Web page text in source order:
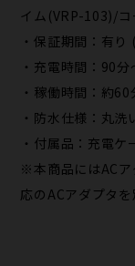
イム(VRP-103)/コ
・保証期間：有り
・充電時間：90分
・稼働時間：約60
・防水仕様：丸洗
・付属品：充電
※本商品にはAC
応のACアダプタを